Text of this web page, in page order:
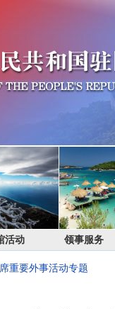
活动 领事服务
重要外事活动专题